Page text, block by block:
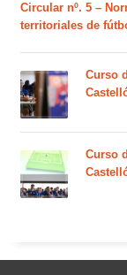
Circular nº. 5 –
territoriales de
Curso
Curso